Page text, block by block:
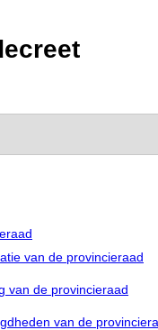
van de provincieraad
van de provincieraad
van de